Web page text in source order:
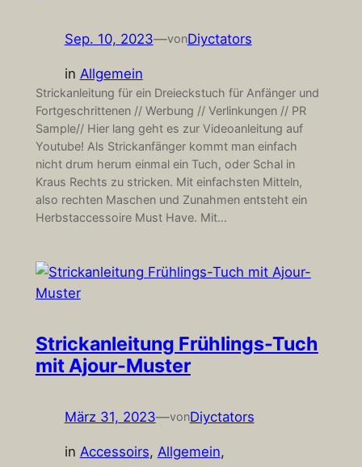
Sep. 10, 2023—vonDiyctators
in Allgemein
Strickanleitung für ein Dreieckstuch für Anfänger und
Fortgeschrittenen // Werbung // Verlinkungen // PR
Sample// Hier lang geht es zur Videoanleitung auf
Youtube! Als Strickanfänger kommt man einfach
nicht drum herum einmal ein Tuch, oder Schal in
Kraus Rechts zu stricken. Mit einfachsten Mitteln,
also rechten Maschen und Zunahmen entsteht ein
Herbstaccessoire Must Have. Mit…
Strickanleitung Frühlings-Tuch
mit Ajour-Muster
März 31, 2023—vonDiyctators
in Accessoirs, Allgemein